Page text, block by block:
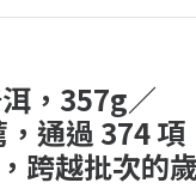
，357g／
通過 374 項
跨越批次的歲